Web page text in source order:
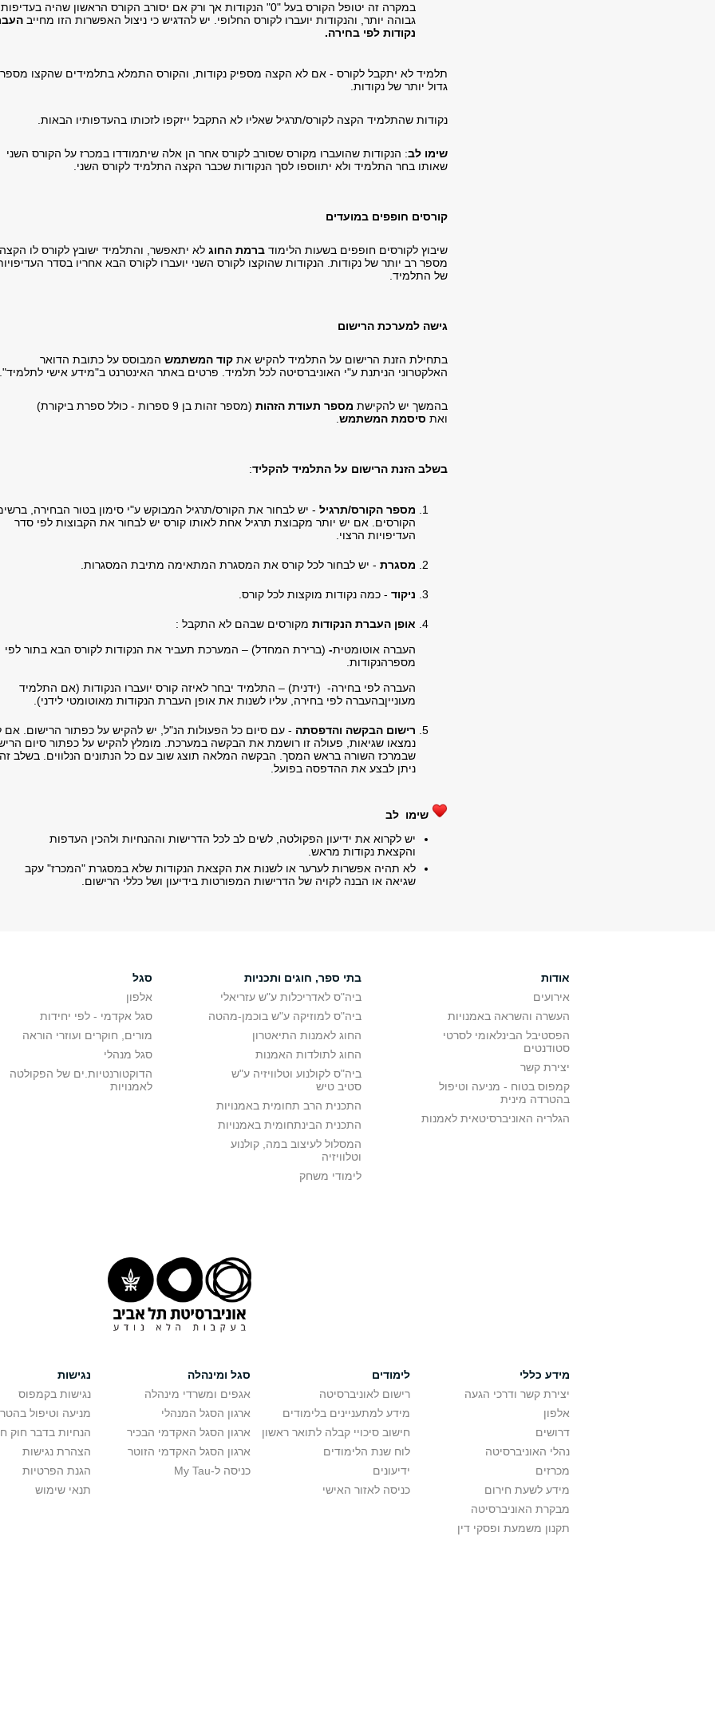
במקרה זה יטופל הקורס בעל "0" הנקודות אך ורק אם יסורב הקורס הראשון שהיה בעדיפות
גבוהה יותר, והנקודות יועברו לקורס החלופי. יש להדגיש כי ניצול האפשרות הזו מחייב
נקודות לפי בחירה.
תלמיד לא יתקבל לקורס - אם לא הקצה מספיק נקודות, והקורס התמלא בתלמידים שהקצו מספר
גדול יותר של נקודות.
נקודות שהתלמיד הקצה לקורס/תרגיל שאליו לא התקבל ייזקפו לזכותו בהעדפותיו הבאות.
שימו לב: הנקודות שהועברו מקורס שסורב לקורס אחר הן אלה שיתמודדו במכרז על הקורס השני
שאותו בחר התלמיד ולא יתווספו לסך הנקודות שכבר הקצה התלמיד לקורס השני.
קורסים חופפים במועדים
שיבוץ לקורסים חופפים בשעות הלימוד ברמת החוג לא יתאפשר, והתלמיד ישובץ לקורס לו הקצה
מספר רב יותר של נקודות. הנקודות שהוקצו לקורס השני יועברו לקורס הבא אחריו בסדר
של התלמיד.
גישה למערכת הרישום
בתחילת הזנת הרישום על התלמיד להקיש את קוד המשתמש המבוסס על כתובת הדואר
האלקטרוני הניתנת ע"י האוניברסיטה לכל תלמיד. פרטים באתר האינטרנט ב"מידע אישי לתלמיד".
בהמשך יש להקישת מספר תעודת הזהות
(מספר זהות בן 9 ספרות - כולל ספרת ביקורת)
ואת סיסמת המשתמש
בשלב הזנת הרישום על התלמיד להקליד:
מספר הקורס/תרגיל - יש לבחור את הקורס/תרגיל המבוקש ע"י סימון בטור הבחירה,
הקורסים. אם יש יותר מקבוצת תרגיל אחת לאותו קורס יש לבחור את הקבוצות לפי סדר
העדיפויות הרצוי.
מסגרת - יש לבחור לכל קורס את המסגרת המתאימה מתיבת המסגרות.
ניקוד - כמה נקודות מוקצות לכל קורס.
אופן העברת הנקודות מקורסים שבהם לא התקבל :
העברה אוטומטית- (ברירת המחדל) – המערכת תעביר את הנקודות לקורס הבא בתור לפי
מספרהנקודות.
העברה לפי בחירה- (ידנית) – התלמיד יבחר לאיזה קורס יועברו הנקודות (אם התלמיד
מעונייןבהעברה לפי בחירה, עליו לשנות את אופן העברת הנקודות מאוטומטי לידני).
רישום הבקשה והדפסתה - עם סיום כל הפעולות הנ"ל, יש להקיש על כפתור הרישום. אם
נמצאו שגיאות, פעולה זו רושמת את הבקשה במערכת. מומלץ להקיש על כפתור סיום
שבמרכז השורה בראש המסך. הבקשה המלאה תוצג שוב עם כל הנתונים הנלווים. בשלב זה
ניתן לבצע את ההדפסה בפועל.
שימו לב
יש לקרוא את ידיעון הפקולטה, לשים לב לכל הדרישות וההנחיות ולהכין העדפות
והקצאת נקודות מראש.
לא תהיה אפשרות לערער או לשנות את הקצאת הנקודות שלא במסגרת "המכרז" עקב
שגיאה או הבנה לקויה של הדרישות המפורטות בידיעון ושל כללי הרישום.
אודות
אירועים
העשרה והשראה באמנויות
הפסטיבל הבינלאומי לסרטי
סטודנטים
יצירת קשר
קמפוס בטוח - מניעה וטיפול
בהטרדה מינית
הגלריה האוניברסיטאית לאמנות
בתי ספר, חוגים ותכניות
ביה"ס לאדריכלות ע"ש עזריאלי
ביה"ס למוזיקה ע"ש בוכמן-מהטה
החוג לאמנות התיאטרון
החוג לתולדות האמנות
ביה"ס לקולנוע וטלוויזיה ע"ש
סטיב טיש
התכנית הרב תחומית באמנויות
התכנית הבינתחומית באמנויות
המסלול לעיצוב במה, קולנוע
וטלוויזיה
לימודי משחק
סגל
אלפון
סגל אקדמי - לפי יחידות
מורים, חוקרים ועוזרי הוראה
סגל מנהלי
הדוקטורנטיות.ים של הפקולטה
לאמנויות
מידע כללי
יצירת קשר ודרכי הגעה
אלפון
דרושים
נהלי האוניברסיטה
מכרזים
מידע לשעת חירום
מבקרת האוניברסיטה
תקנון משמעת ופסקי דין
לימודים
רישום לאוניברסיטה
מידע למתעניינים בלימודים
חישוב סיכויי קבלה לתואר ראשון
לוח שנת הלימודים
ידיעונים
כניסה לאזור האישי
סגל ומינהלה
אגפים ומשרדי מינהלה
ארגון הסגל המנהלי
ארגון הסגל האקדמי הבכיר
ארגון הסגל האקדמי הזוטר
כניסה ל-My Tau
נגישות
נגישות בקמפוס
מניעה וטיפול
הנחיות בדבר חוק
הצהרת נגישות
הגנת הפרטיות
תנאי שימוש